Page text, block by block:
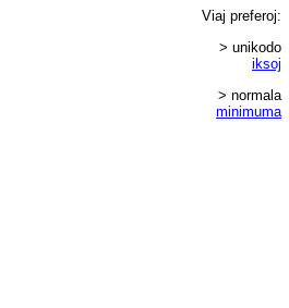
Viaj preferoj:
> unikodo
iksoj
> normala
minimuma